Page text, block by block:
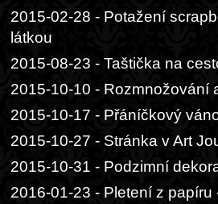
2015-02-28 - Potažení
látkou
2015-08-23 - Taštička na
2015-10-10 - Rozmnožování
2015-10-17 - Přáníčkový
2015-10-27 - Stránka v Art
2015-10-31 - Podzimní
2016-01-23 - Pletení z papíru